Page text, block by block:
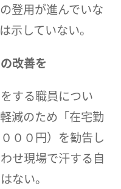
登用が進んでいな
示していない。
改善を
する職員につい
減のため「在宅勤
００円）を勧告し
せ現場で汗する自
ない。